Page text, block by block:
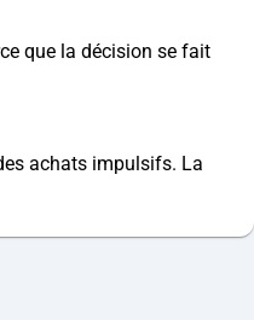
que la décision se fait
achats impulsifs. La